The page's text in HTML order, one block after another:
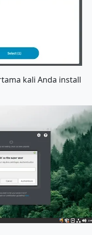
kali Anda install